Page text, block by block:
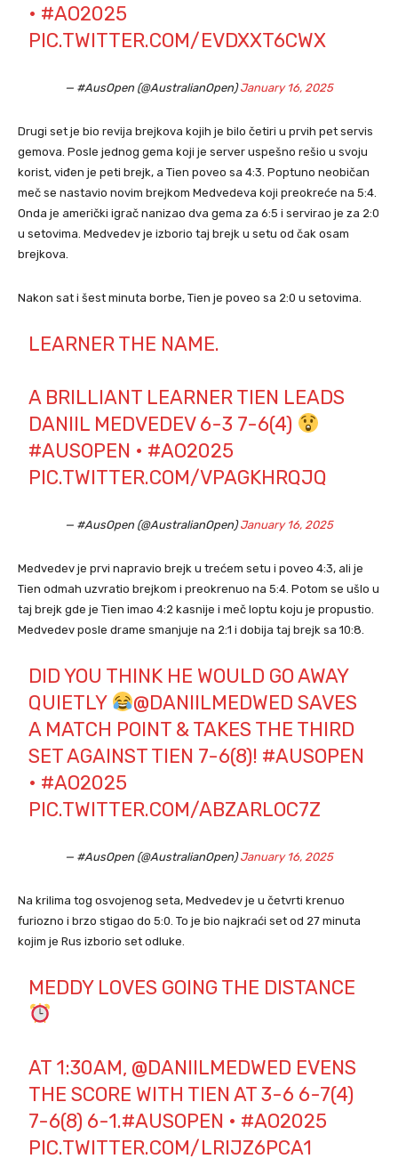
• #AO2025
PIC.TWITTER.COM/EVDXXT6CWX
— #AusOpen (@AustralianOpen)January 16, 2025
Drugi set je bio revija brejkova kojih je bilo četiri u prvih pet servis
gemova. Posle jednog gema koji je server uspešno rešio u svoju
korist, viđen je peti brejk, a Tien poveo sa 4:3. Poptuno neobičan
meč se nastavio novim brejkom Medvedeva koji preokreće na 5:4.
Onda je američki igrač nanizao dva gema za 6:5 i servirao je za 2:0
u setovima. Medvedev je izborio taj brejk u setu od čak osam
brejkova.
Nakon sat i šest minuta borbe, Tien je poveo sa 2:0 u setovima.
LEARNER THE NAME.
A BRILLIANT LEARNER TIEN LEADS
DANIIL MEDVEDEV 6-3 7-6(4)
#AUSOPEN • #AO2025
PIC.TWITTER.COM/VPAGKHRQJQ
— #AusOpen (@AustralianOpen)January 16, 2025
Medvedev je prvi napravio brejk u trećem setu i poveo 4:3, ali je
Tien odmah uzvratio brejkom i preokrenuo na 5:4. Potom se ušlo u
taj brejk gde je Tien imao 4:2 kasnije i meč loptu koju je propustio.
Medvedev posle drame smanjuje na 2:1 i dobija taj brejk sa 10:8.
DID YOU THINK HE WOULD GO AWAY
QUIETLY
@DANIILMEDWED SAVES
A MATCH POINT & TAKES THE THIRD
SET AGAINST TIEN 7-6(8)! #AUSOPEN
• #AO2025
PIC.TWITTER.COM/ABZARLOC7Z
— #AusOpen (@AustralianOpen)January 16, 2025
Na krilima tog osvojenog seta, Medvedev je u četvrti krenuo
furiozno i brzo stigao do 5:0. To je bio najkraći set od 27 minuta
kojim je Rus izborio set odluke.
MEDDY LOVES GOING THE DISTANCE
AT 1:30AM, @DANIILMEDWED EVENS
THE SCORE WITH TIEN AT 3-6 6-7(4)
7-6(8) 6-1.#AUSOPEN • #AO2025
PIC.TWITTER.COM/LRIJZ6PCA1